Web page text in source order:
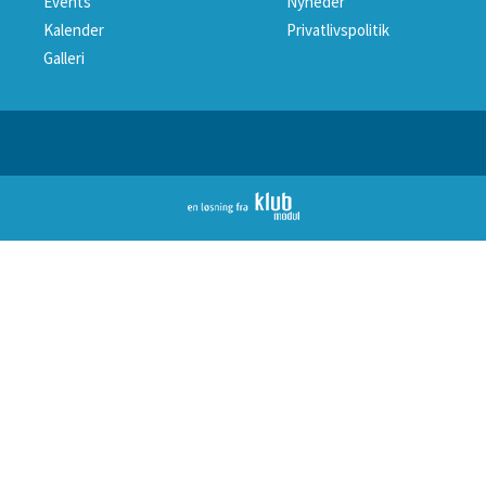
Kalender
Privatlivspolitik
Galleri